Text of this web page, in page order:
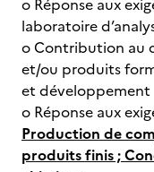
o Réponse aux
laboratoire
o Contribution au
et/ou produits
et développement
o Réponse aux
Production de
produits finis ;